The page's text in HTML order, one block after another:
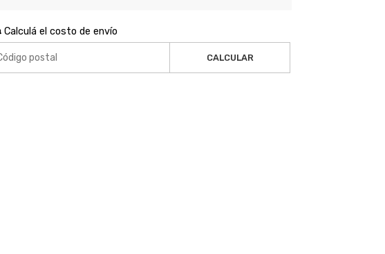
Calculá el costo de envío
CALCULAR